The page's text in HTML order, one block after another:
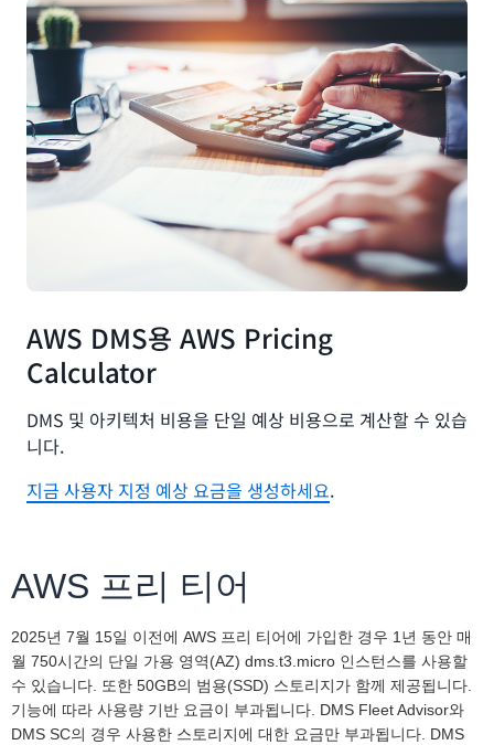
AWS DMS용 AWS Pricing
Calculator
DMS 및 아키텍처 비용을 단일 예상 비용으로 계산할 수 있습
니다.
지금 사용자 지정 예상 요금을 생성하세요.
AWS 프리 티어
2025년 7월 15일 이전에 AWS 프리 티어에 가입한 경우 1년 동안 매
월 750시간의 단일 가용 영역(AZ) dms.t3.micro 인스턴스를 사용할
수 있습니다. 또한 50GB의 범용(SSD) 스토리지가 함께 제공됩니다.
기능에 따라 사용량 기반 요금이 부과됩니다. DMS Fleet Advisor와
DMS SC의 경우 사용한 스토리지에 대한 요금만 부과됩니다. DMS